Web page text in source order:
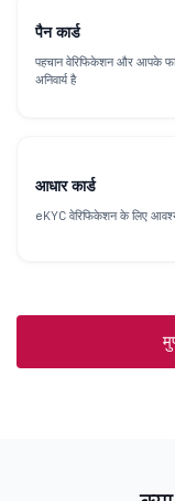
पैन कार्ड
पहचान वेरिफिकेशन और आपके
अनिवार्य है
आधार कार्ड
eKYC वेरिफिकेशन के लिए